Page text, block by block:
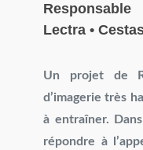
Responsable
Lectra •
Un projet de
d’imagerie très
à entraîner.
répondre à